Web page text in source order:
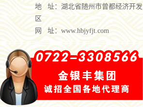
地 址：湖北省随州市曾都经济开发
区
网 址：www.hbjyfjt.com